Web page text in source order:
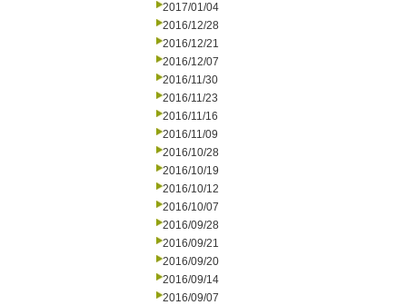
2017/01/04
2016/12/28
2016/12/21
2016/12/07
2016/11/30
2016/11/23
2016/11/16
2016/11/09
2016/10/28
2016/10/19
2016/10/12
2016/10/07
2016/09/28
2016/09/21
2016/09/20
2016/09/14
2016/09/07